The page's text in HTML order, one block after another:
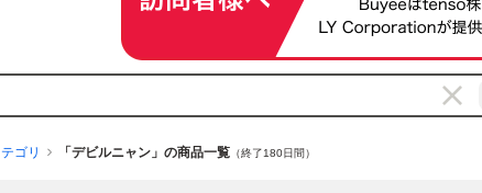
ゴリ 「デビルニャン」の商品一覧 （終了180日間）